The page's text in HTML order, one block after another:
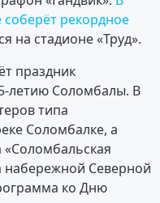
рекордное
на стадионе «Труд».
праздник
летию Соломбалы. В
типа
Соломбалке, а
набережной Северной
ко Дню